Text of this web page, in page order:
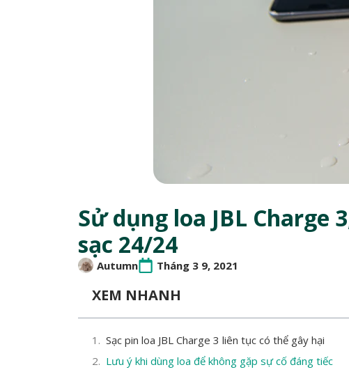
Sử dụng loa JBL Charge
sạc 24/24
Autumn Tháng 3 9, 2021
XEM NHANH
Sạc pin loa JBL Charge 3 liên tục có thể gây hại
Lưu ý khi dùng loa để không gặp sự cố đáng tiếc